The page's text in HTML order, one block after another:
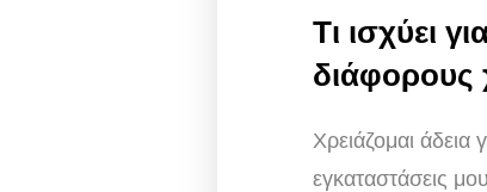
Τι ισχύει
διάφορους
Χρειάζομαι άδεια
εγκαταστάσεις